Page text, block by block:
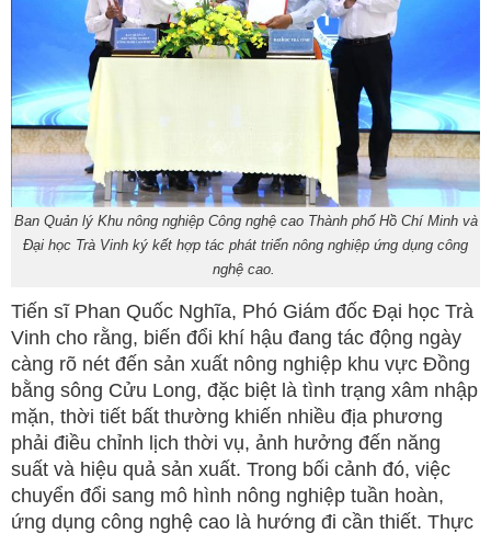
Ban Quản lý Khu nông nghiệp Công nghệ cao Thành phố Hồ Chí Minh và
Đại học Trà Vinh ký kết hợp tác phát triển nông nghiệp ứng dụng công
nghệ cao.
Tiến sĩ Phan Quốc Nghĩa, Phó Giám đốc Đại học Trà
Vinh cho rằng, biến đổi khí hậu đang tác động ngày
càng rõ nét đến sản xuất nông nghiệp khu vực Đồng
bằng sông Cửu Long, đặc biệt là tình trạng xâm nhập
mặn, thời tiết bất thường khiến nhiều địa phương
phải điều chỉnh lịch thời vụ, ảnh hưởng đến năng
suất và hiệu quả sản xuất. Trong bối cảnh đó, việc
chuyển đổi sang mô hình nông nghiệp tuần hoàn,
ứng dụng công nghệ cao là hướng đi cần thiết. Thực